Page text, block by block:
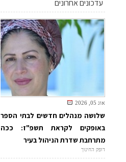
עדכונים אחרונים
אוג 05, 2026
שלושה מנהלים חדשים לבתי הספר
באופקים לקראת תשפ"ז: ככה
מתרחבת שדרת הניהול בעיר
דופק החינוך